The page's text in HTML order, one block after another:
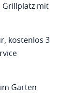
Grillplatz mit
kostenlos 3
Garten